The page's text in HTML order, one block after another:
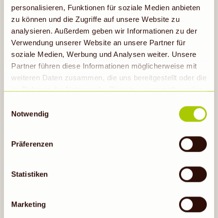
personalisieren, Funktionen für soziale Medien anbieten
zu können und die Zugriffe auf unsere Website zu
analysieren. Außerdem geben wir Informationen zu der
Verwendung unserer Website an unsere Partner für
soziale Medien, Werbung und Analysen weiter. Unsere
Partner führen diese Informationen möglicherweise mit
weiteren Daten zusammen, die uns bereitgestellt oder die
im Rahmen der Nutzung der Dienste gesammelt wurden.
erhobenen Daten in den USA durch Google: Unsere
Informationen hierzu findest du unter Datenschutz. Indem
auf „Cookies zulassen“ geklickt bzw. statistische
1 S. 1 lit a DS-GVO eingewilligt, dass die Daten in den
EU-Standards unzureichendem Datenschutzniveau
Notwendig
Präferenzen
Statistiken
Marketing
Probiere auch